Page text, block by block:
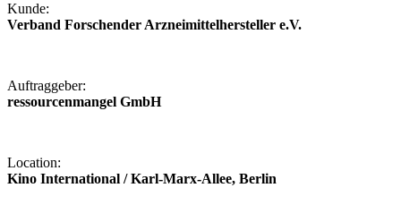
Kunde:
Verband Forschender Arzneimittelhersteller e.V.
Auftraggeber:
ressourcenmangel GmbH
Location:
Kino International / Karl-Marx-Allee, Berlin